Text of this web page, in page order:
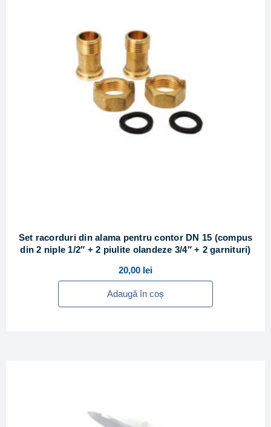
Set racorduri din alama pentru contor DN 15 (compus
din 2 niple 1/2″ + 2 piulite olandeze 3/4″ + 2 garnituri)
20,00 lei
Adaugă în coș